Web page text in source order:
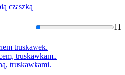
czaszką
11
truskawek.
truskawkami.
truskawkami.